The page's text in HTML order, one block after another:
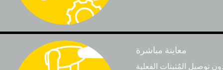
معاينة مباشرة